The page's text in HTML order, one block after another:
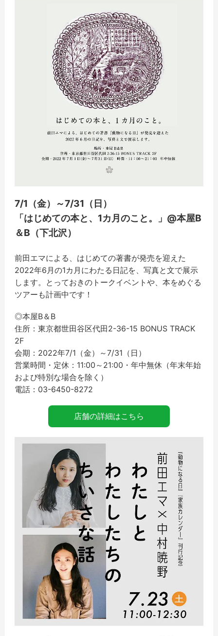
7/1（金）～7/31（日）
「はじめての本と、1カ月のこと。」@本屋B
＆B（下北沢）
前田エマによる、はじめての著書が発売を迎えた
2022年6月の1カ月にわたる日記を、写真と文で展示
します。とっておきのトークイベントや、本をめぐる
ツアーも計画中です！
◎本屋B＆B
住所：東京都世田谷区代田2-36-15 BONUS TRACK
2F
会期：2022年7/1（金）～7/31（日）
営業時間・定休：11:00～21:00・年中無休（年末年始
および特別な場合を除く）
電話：03-6450-8272
店舗の詳細はこちら